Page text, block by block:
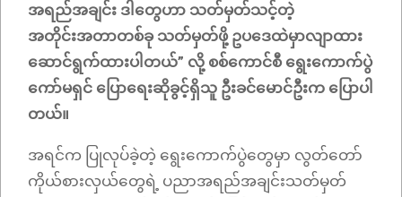
အရည်အချင်း ဒါတွေဟာ သတ်မှတ်သင့်တဲ့
အတိုင်းအတာတစ်ခု သတ်မှတ်ဖို့ ဥပဒေထဲမှာလျာထား
ဆောင်ရွက်ထားပါတယ်” လို့ စစ်ကောင်စီ ရွေးကောက်ပွဲ
ကော်မရှင် ပြောရေးဆိုခွင့်ရှိသူ ဦးခင်မောင်ဦးက ပြောပါ
တယ်။
အရင်က ပြုလုပ်ခဲ့တဲ့ ရွေးကောက်ပွဲတွေမှာ လွတ်တော်
ကိုယ်စားလှယ်တွေရဲ့ ပညာအရည်အချင်းသတ်မှတ်